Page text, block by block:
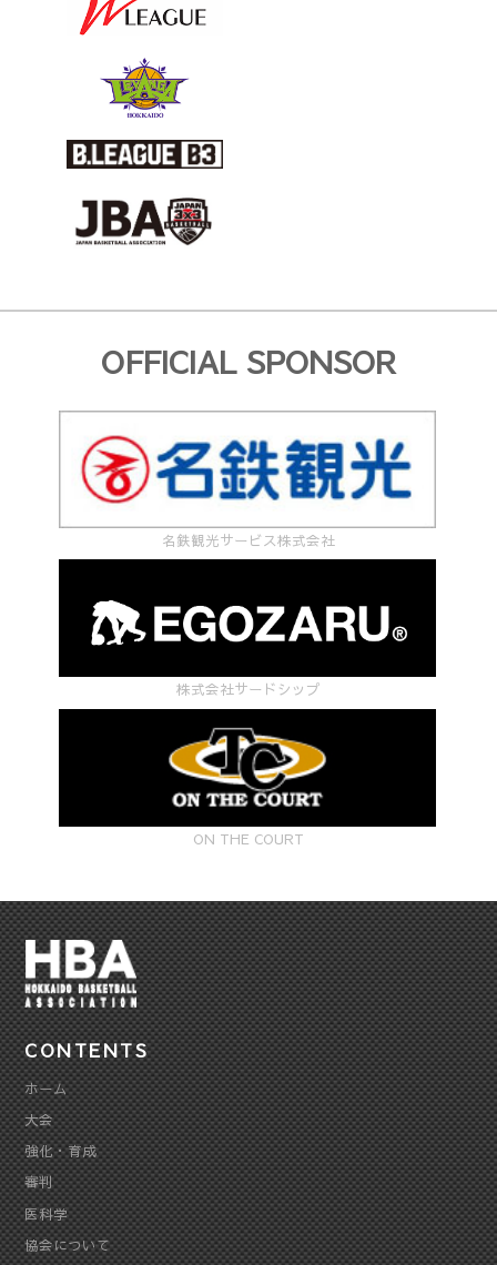
OFFICIAL SPONSOR
名鉄観光サービス株式会社
株式会社サードシップ
ON THE COURT
CONTENTS
ホーム
大会
強化・育成
審判
医科学
協会について